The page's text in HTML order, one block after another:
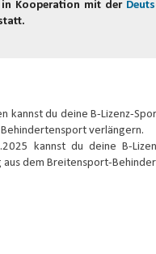
in Kooperation mit der
kannst du deine B-Lizenz-
verlängern.
kannst du deine B-
aus dem Breitensport-